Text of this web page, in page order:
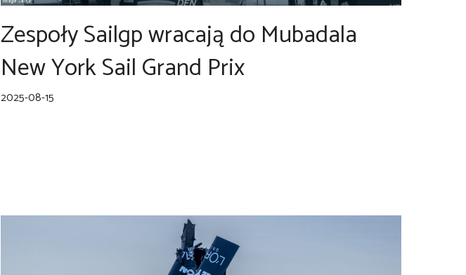
Zespoły Sailgp wracają do Mubadala
New York Sail Grand Prix
2025-08-15